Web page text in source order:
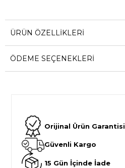
ÜRÜN ÖZELLIKLERI
ÖDEME SEÇENEKLERI
Orijinal Ürün Garantisi
Güvenli Kargo
15 Gün İçinde İade